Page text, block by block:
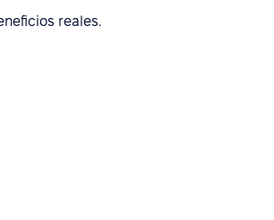
reales.